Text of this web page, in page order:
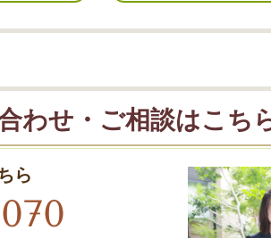
わせ・ご相談はこち
ら